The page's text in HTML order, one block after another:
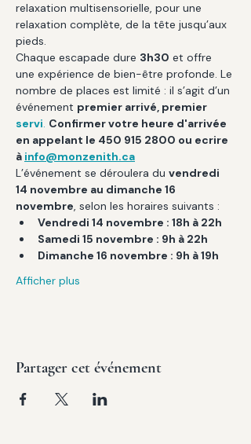
relaxation multisensorielle, pour une
relaxation complète, de la tête jusqu’aux
pieds.
Chaque escapade dure 3h30 et offre
une expérience de bien-être profonde. Le
nombre de places est limité : il s’agit d’un
événement premier arrivé, premier
servi. Confirmer votre heure d'arrivée
en appelant le 450 915 2800 ou ecrire
à info@monzenith.ca
L’événement se déroulera du vendredi
14 novembre au dimanche 16
novembre, selon les horaires suivants :
Vendredi 14 novembre : 18h à 22h
Samedi 15 novembre : 9h à 22h
Dimanche 16 novembre : 9h à 19h
Afficher plus
Partager cet événement